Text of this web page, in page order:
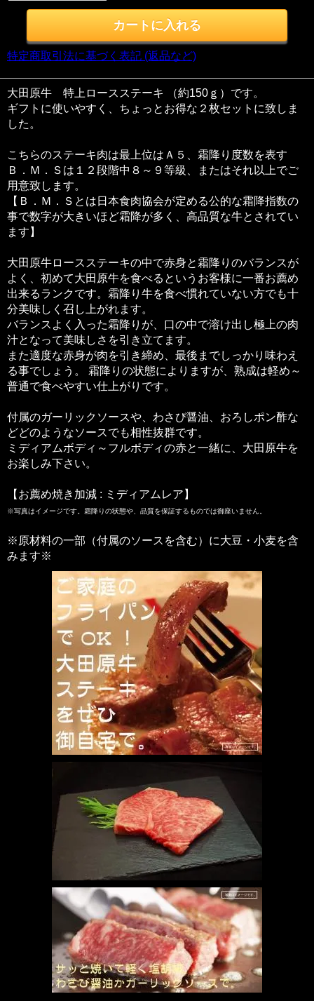
特定商取引法に基づく表記 (返品など)
大田原牛 特上ロースステーキ （約150ｇ）です。
ギフトに使いやすく、ちょっとお得な２枚セットに致しま
した。
こちらのステーキ肉は最上位はＡ５、霜降り度数を表す
Ｂ．Ｍ．Ｓは１２段階中８～９等級、またはそれ以上でご
用意致します。
【Ｂ．Ｍ．Ｓとは日本食肉協会が定める公的な霜降指数の
事で数字が大きいほど霜降が多く、高品質な牛とされてい
ます】
大田原牛ロースステーキの中で赤身と霜降りのバランスが
よく、初めて大田原牛を食べるというお客様に一番お薦め
出来るランクです。霜降り牛を食べ慣れていない方でも十
分美味しく召し上がれます。
バランスよく入った霜降りが、口の中で溶け出し極上の肉
汁となって美味しさを引き立てます。
また適度な赤身が肉を引き締め、最後までしっかり味わえ
る事でしょう。 霜降りの状態によりますが、熟成は軽め～
普通で食べやすい仕上がりです。
付属のガーリックソースや、わさび醤油、おろしポン酢な
どどのようなソースでも相性抜群です。
ミディアムボディ～フルボディの赤と一緒に、大田原牛を
お楽しみ下さい。
【お薦め焼き加減 : ミディアムレア】
※写真はイメージです。霜降りの状態や、品質を保証するものでは御座いません。
※原材料の一部（付属のソースを含む）に大豆・小麦を含
みます※